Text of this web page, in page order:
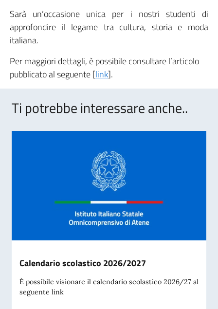
Sarà un’occasione unica per i nostri studenti di
approfondire il legame tra cultura, storia e moda
italiana.
Per maggiori dettagli, è possibile consultare l’articolo
pubblicato al seguente [link].
Ti potrebbe interessare anche..
Calendario scolastico 2026/2027
È possibile visionare il calendario scolastico 2026/27 al
seguente link